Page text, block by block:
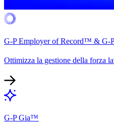
G-P Employer of Record™ & G-
Ottimizza la gestione della forza
G-P Gia™​​